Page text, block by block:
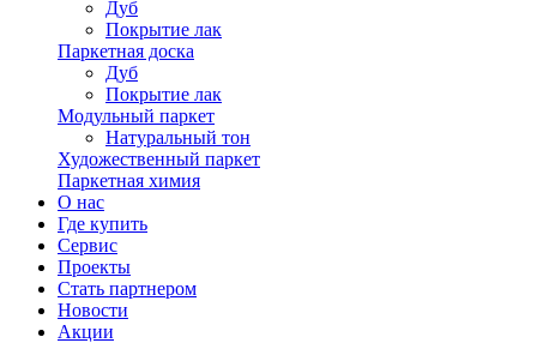
Дуб
Покрытие лак
Паркетная доска
Дуб
Покрытие лак
Модульный паркет
Натуральный тон
Художественный паркет
Паркетная химия
О нас
Где купить
Сервис
Проекты
Стать партнером
Новости
Акции